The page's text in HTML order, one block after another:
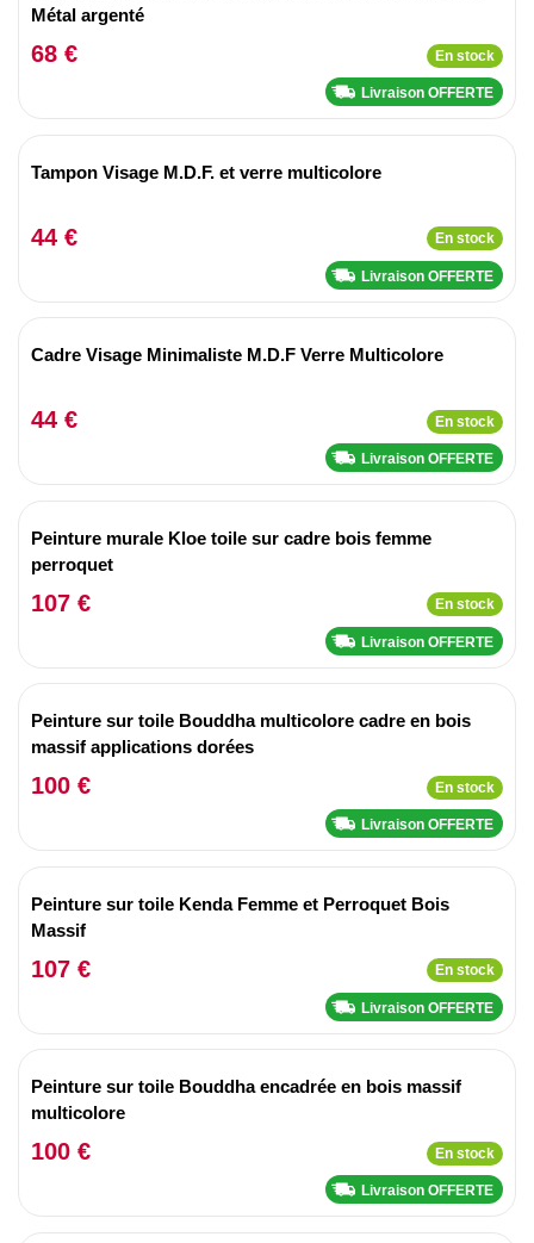
Métal argenté
68 € En stock
Livraison OFFERTE
Tampon Visage M.D.F. et verre multicolore
44 € En stock
Livraison OFFERTE
Cadre Visage Minimaliste M.D.F Verre Multicolore
44 € En stock
Livraison OFFERTE
Peinture murale Kloe toile sur cadre bois femme
perroquet
107 € En stock
Livraison OFFERTE
Peinture sur toile Bouddha multicolore cadre en bois
massif applications dorées
100 € En stock
Livraison OFFERTE
Peinture sur toile Kenda Femme et Perroquet Bois
Massif
107 € En stock
Livraison OFFERTE
Peinture sur toile Bouddha encadrée en bois massif
multicolore
100 € En stock
Livraison OFFERTE